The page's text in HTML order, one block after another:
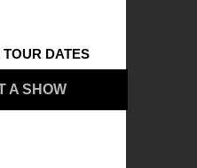
DATES
A SHOW